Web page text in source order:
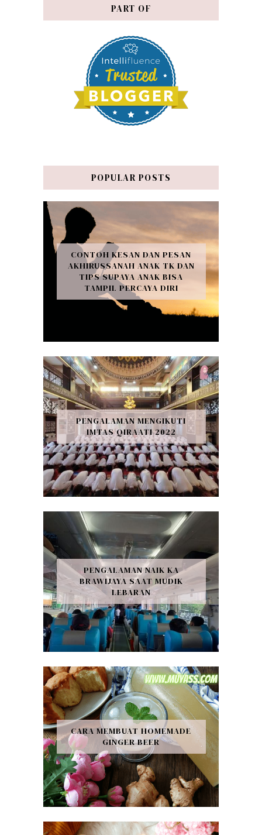
PART OF
POPULAR POSTS
CONTOH KESAN DAN PESAN
AKHIRUSSANAH ANAK TK DAN
TIPS SUPAYA ANAK BISA
TAMPIL PERCAYA DIRI
PENGALAMAN MENGIKUTI
IMTAS QIRAATI 2022
PENGALAMAN NAIK KA
BRAWIJAYA SAAT MUDIK
LEBARAN
CARA MEMBUAT HOMEMADE
GINGER BEER